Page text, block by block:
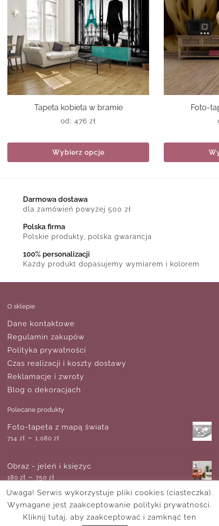
Tapeta kobieta w bramie
od: 476 zł
Wybierz opcje
Foto-
Darmowa dostawa
dla zamówień powyżej 500 zł
Polska firma
Polskie produkty, polska gwarancja
100% personalizacji
Każdy produkt dopasujemy wymiarem i kolorem
O sklepie
Dane kontaktowe
Regulamin zakupów
Polityka prywatności
Czas realizacji i koszty dostawy
Reklamacje i zwroty
Blog o dekoracjach
Polecane produkty
Foto-tapeta z mapą świata
714 zł – 1,080 zł
Obraz - jeleń i księżyc
180 zł – 750 zł
Plakat- sad czerwonych drzew
– 170 zł
Uwaga! Serwis wykorzystuje pliki cookies (ciasteczka).
Wymagane jest zaakceptowanie polityki prywatności.
Kliknij tutaj, aby zaakceptować i zamknąć ten